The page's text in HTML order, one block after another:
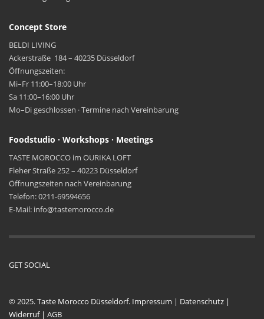
Concept Store
BELDI LIVING
Ackerstraße 184 – 40235 Düsseldorf
Öffnungszeiten:
Mi–Fr 11:00–18:00 Uhr
Sa 11:00–16:00 Uhr
Mo–Di geschlossen · Termine nach Vereinbarung
Foodstudio · Workshops · Meetings
TASTE MOROCCO im OURIKA LOFT
Fleher Straße 252 – 40223 Düsseldorf
Öffnungszeiten nach Vereinbarung
Telefon: 0211-69594656
E-Mail: info@tastemorocco.de
GET SOCIAL
© 2025. Taste Morocco Düsseldorf. Impressum | Datenschutz |
Widerruf| AGB